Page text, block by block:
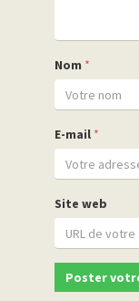
Nom *
E-mail *
Site web